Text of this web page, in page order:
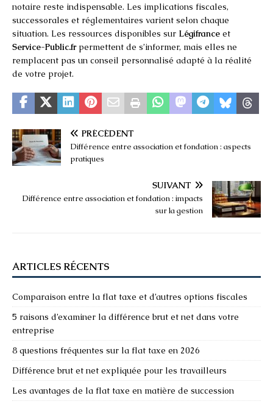
notaire reste indispensable. Les implications fiscales,
successorales et réglementaires varient selon chaque
situation. Les ressources disponibles sur Légifrance et
Service-Public.frpermettent de s’informer, mais elles ne
remplacent pas un conseil personnalisé adapté à la réalité
de votre projet.
PRÉCÉDENT
Différence entre association et fondation : aspects
pratiques
SUIVANT
Différence entre association et fondation : impacts
sur la gestion
ARTICLES RÉCENTS
Comparaison entre la flat taxe et d’autres options fiscales
5 raisons d’examiner la différence brut et net dans votre
entreprise
8 questions fréquentes sur la flat taxe en 2026
Différence brut et net expliquée pour les travailleurs
Les avantages de la flat taxe en matière de succession